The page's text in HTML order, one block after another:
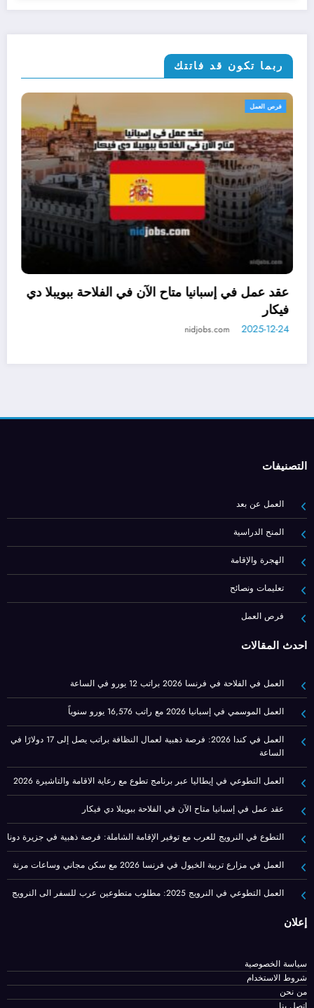
ربما تكون قد فاتتك
فرص العمل
عقد عمل في
للعرب مع توفير الإقامة
في جزيرة دونا
التصنيفات
العمل عن بعد
المنح الدراسية
الهجرة والإقامة
تعليمات ونصائح
فرص العمل
أحدث المقالات
العمل في الفلاحة في فرنسا 2026 براتب 12 يورو في الساعة
العمل الموسمي في إسبانيا 2026 مع راتب 16,576 يورو سنوياً
العمل في كندا 2026: فرصة ذهبية لعمال النظافة براتب يصل إلى 17 دولارًا في
الساعة
العمل التطوعي في إيطاليا عبر برنامج تطوع مع رعاية الاقامة والتاشيرة 2026
عقد عمل في إسبانيا متاح الآن في الفلاحة ببويبلا دي فيكار
التطوع في النرويج للعرب مع توفير الإقامة الشاملة: فرصة ذهبية في جزيرة دونا
العمل في مزارع تربية الخيول في فرنسا 2026 مع سكن مجاني وساعات مرنة
العمل التطوعي في النرويج 2025: مطلوب متطوعين عرب للسفر الى النرويج
إعلان
سياسة الخصوصية
شروط الاستخدام
من نحن